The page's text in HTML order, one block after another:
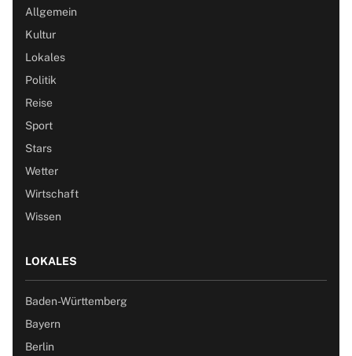
Allgemein
Kultur
Lokales
Politik
Reise
Sport
Stars
Wetter
Wirtschaft
Wissen
LOKALES
Baden-Württemberg
Bayern
Berlin